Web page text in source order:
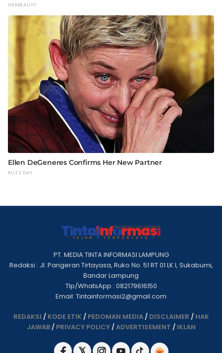
PT. MEDIA TINTA INFORMASI LAMPUNG
Redaksi : Jl. Pangeran Tirtayasa, Ruko No. 51 RT 01 LK I, Sukabumi,
Bandar Lampung
Tlp/WhatsApp : 082179616150
Email: Tintainformasi2@gmail.com
REDAKSI / KODE ETIK / PEDOMAN MEDIA/ DISCLAIMER / HAK
JAWAB/ PRIVACY POLICY/ADVERTISEMENT / IKLAN